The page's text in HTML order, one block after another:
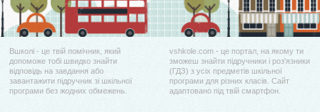
Вшколі - це твій помічник, який
допоможе тобі швидко знайти
відповідь на завдання або
завантажити підручник зі шкільної
програми без жодних обмежень.
vshkole.com - це портал, на якому ти
зможеш знайти підручники і роз'язники
(ГДЗ) з усіх предметів шкільної
програми для різних класів. Сайт
адаптовано під твій смартфон.